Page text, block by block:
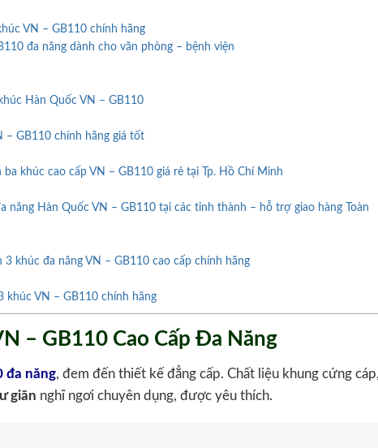
VN – GB110 chính hãng
đa năng dành cho văn phòng – bệnh viện
Hàn Quốc VN – GB110
– GB110 chính hãng giá tốt
khúc cao cấp VN – GB110 giá rẻ tại Tp. Hồ Chí Minh
năng Hàn Quốc VN – GB110 tại các tỉnh thành – hỗ trợ giao hàng Toàn
khúc đa năng VN – GB110 cao cấp chính hãng
khúc VN – GB110 chính hãng
– GB110 Cao Cấp Đa Năng
đa năng, đem đến thiết kế đẳng cấp. Chất liệu khung cứng
giãn nghĩ ngơi chuyên dụng, được yêu thích.